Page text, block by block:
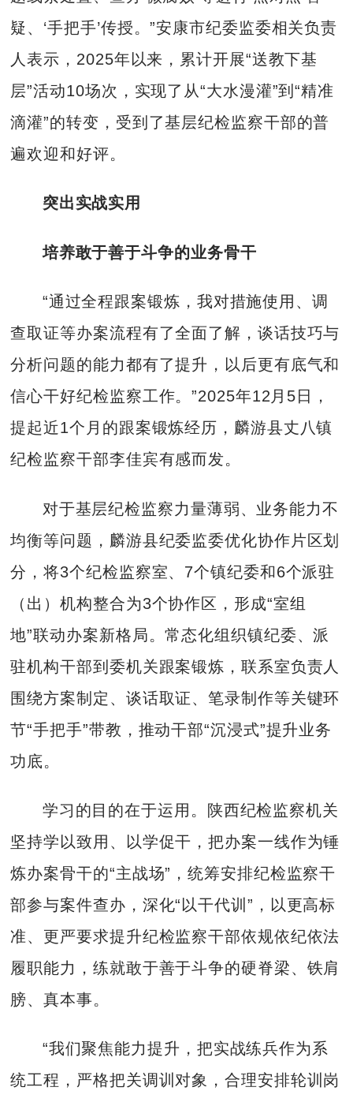
疑、‘手把手’传授。”安康市纪委监委相关负责
人表示，2025年以来，累计开展“送教下基
层”活动10场次，实现了从“大水漫灌”到“精准
滴灌”的转变，受到了基层纪检监察干部的普
遍欢迎和好评。
突出实战实用
培养敢于善于斗争的业务骨干
“通过全程跟案锻炼，我对措施使用、调
查取证等办案流程有了全面了解，谈话技巧与
分析问题的能力都有了提升，以后更有底气和
信心干好纪检监察工作。”2025年12月5日，
提起近1个月的跟案锻炼经历，麟游县丈八镇
纪检监察干部李佳宾有感而发。
对于基层纪检监察力量薄弱、业务能力不
均衡等问题，麟游县纪委监委优化协作片区划
分，将3个纪检监察室、7个镇纪委和6个派驻
（出）机构整合为3个协作区，形成“室组
地”联动办案新格局。常态化组织镇纪委、派
驻机构干部到委机关跟案锻炼，联系室负责人
围绕方案制定、谈话取证、笔录制作等关键环
节“手把手”带教，推动干部“沉浸式”提升业务
功底。
学习的目的在于运用。陕西纪检监察机关
坚持学以致用、以学促干，把办案一线作为锤
炼办案骨干的“主战场”，统筹安排纪检监察干
部参与案件查办，深化“以干代训”，以更高标
准、更严要求提升纪检监察干部依规依纪依法
履职能力，练就敢于善于斗争的硬脊梁、铁肩
膀、真本事。
“我们聚焦能力提升，把实战练兵作为系
统工程，严格把关调训对象，合理安排轮训岗